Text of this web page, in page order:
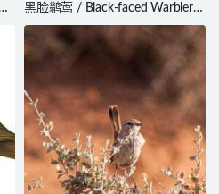
黑脸鹟莺 / Black-faced Warbler /
Abroscopus schisticeps